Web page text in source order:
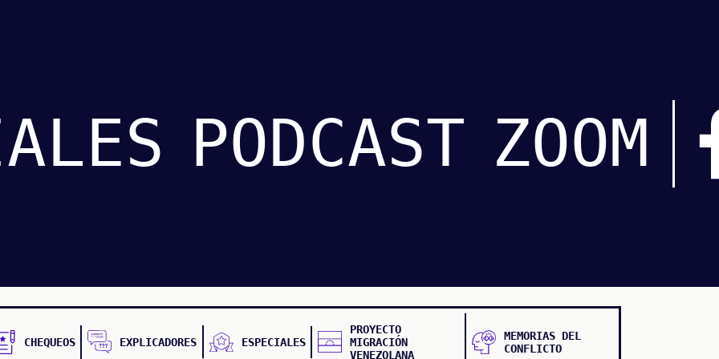
PODCAST ZOOM
CHEQUEOS EXPLICADORES ESPECIALES
PROYECTO
MIGRACIÓN
VENEZOLANA
MEMORIAS DEL
CONFLICTO